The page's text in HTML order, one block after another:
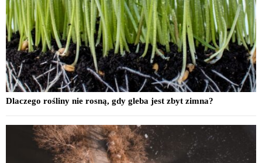
Dlaczego rośliny nie rosną, gdy gleba jest zbyt zimna?